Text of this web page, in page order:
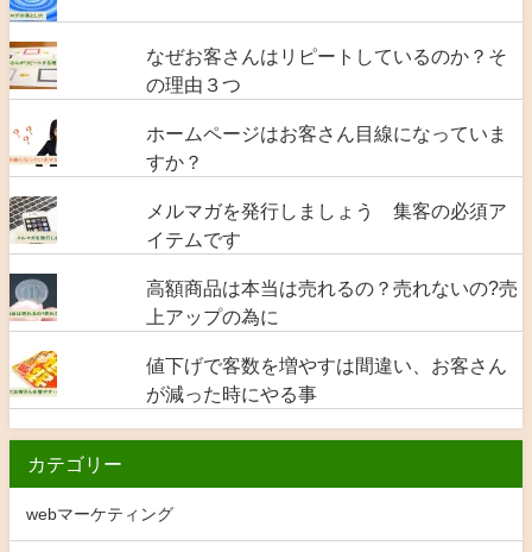
なぜお客さんはリピートしているのか？そ
の理由３つ
ホームページはお客さん目線になっていま
すか？
メルマガを発行しましょう 集客の必須ア
イテムです
高額商品は本当は売れるの？売れないの?売
上アップの為に
値下げで客数を増やすは間違い、お客さん
が減った時にやる事
カテゴリー
webマーケティング